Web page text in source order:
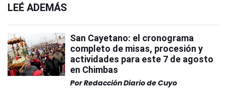
LEÉ ADEMÁS
San Cayetano: el cronograma
completo de misas, procesión y
actividades para este 7 de agosto
en Chimbas
PorRedacción Diario de Cuyo